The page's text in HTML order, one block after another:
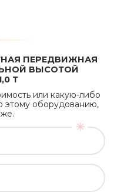
ПЕРЕДВИЖНАЯ
ВЫСОТОЙ
Т
или какую-либо
этому оборудованию,